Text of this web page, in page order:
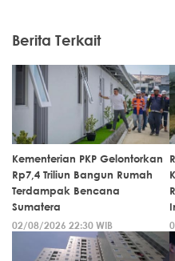
Berita Terkait
Kementerian PKP Gelontorkan
Rp7,4 Triliun Bangun Rumah
Terdampak Bencana
Sumatera
02/08/2026 22:30 WIB